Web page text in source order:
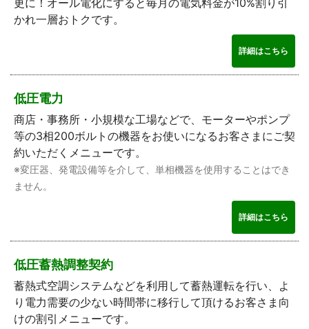
更に！オール電化にすると毎月の電気料金が10%割り引
かれ一層おトクです。
詳細はこちら
低圧電力
商店・事務所・小規模な工場などで、モーターやポンプ
等の3相200ボルトの機器をお使いになるお客さまにご契
約いただくメニューです。
※変圧器、発電設備等を介して、単相機器を使用することはでき
ません。
詳細はこちら
低圧蓄熱調整契約
蓄熱式空調システムなどを利用して蓄熱運転を行い、よ
り電力需要の少ない時間帯に移行して頂けるお客さま向
けの割引メニューです。